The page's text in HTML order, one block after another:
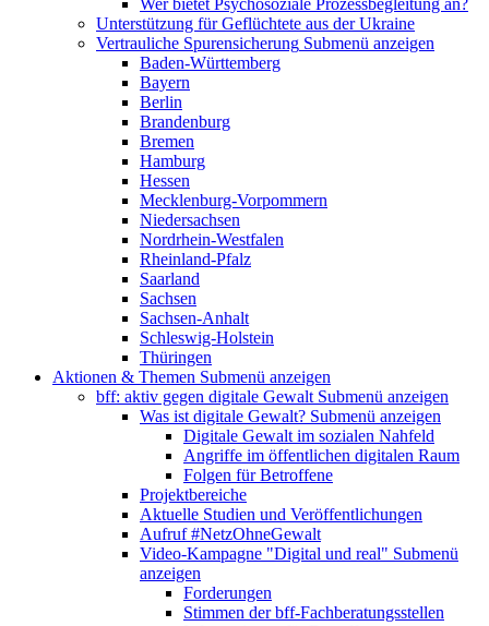
Wer bietet Psychosoziale Prozessbegleitung an?
Unterstützung für Geflüchtete aus der Ukraine
Vertrauliche Spurensicherung Submenü anzeigen
Baden-Württemberg
Bayern
Berlin
Brandenburg
Bremen
Hamburg
Hessen
Mecklenburg-Vorpommern
Niedersachsen
Nordrhein-Westfalen
Rheinland-Pfalz
Saarland
Sachsen
Sachsen-Anhalt
Schleswig-Holstein
Thüringen
Aktionen & Themen Submenü anzeigen
bff: aktiv gegen digitale Gewalt Submenü anzeigen
Was ist digitale Gewalt? Submenü anzeigen
Digitale Gewalt im sozialen Nahfeld
Angriffe im öffentlichen digitalen Raum
Folgen für Betroffene
Projektbereiche
Aktuelle Studien und Veröffentlichungen
Aufruf #NetzOhneGewalt
Video-Kampagne "Digital und real" Submenü
anzeigen
Forderungen
Stimmen der bff-Fachberatungsstellen